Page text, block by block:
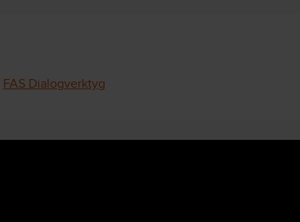
FAS Dialogverktyg